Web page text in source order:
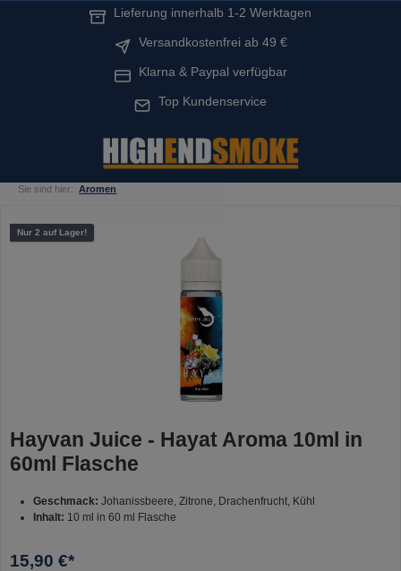
Lieferung innerhalb 1-2 Werktagen
Versandkostenfrei ab 49 €
Klarna & Paypal verfügbar
Top Kundenservice
Sie sind hier: Aromen
Bildergalerie überspringen
Nur 2 auf Lager!
Hayvan Juice - Hayat Aroma 10ml in
60ml Flasche
Geschmack: Johanissbeere, Zitrone, Drachenfrucht, Kühl
Inhalt: 10 ml in 60 ml Flasche
15,90 €*